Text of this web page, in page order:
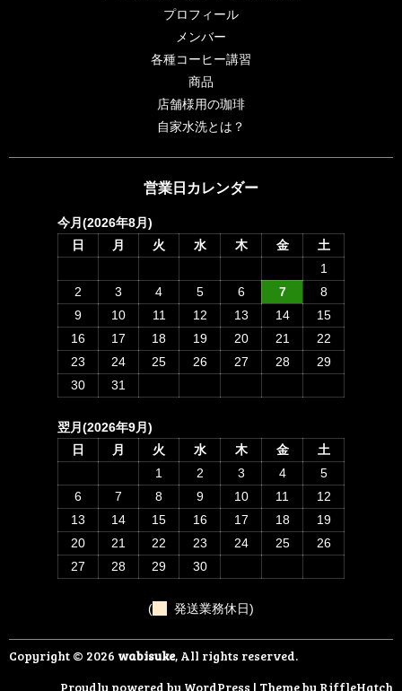
プロフィール
メンバー
各種コーヒー講習
商品
店舗様用の珈琲
自家水洗とは？
営業日カレンダー
今月(2026年8月)
日
月 火 水 木 金
土
1
2
3 4 5 6 7
8
9
10 11 12 13 14
15
16
17 18 19 20 21
22
23
24 25 26 27 28
29
30
31
翌月(2026年9月)
日
月 火 水 木 金
土
1
2 3 4
5
6
7 8 9 10 11
12
13
14 15 16 17 18
19
20
21 22 23 24 25
26
27
28 29 30
( 発送業務休日)
Copyright © 2026 wabisuke, All rights reserved.
Proudly powered by WordPress | Theme by RiffleHatch